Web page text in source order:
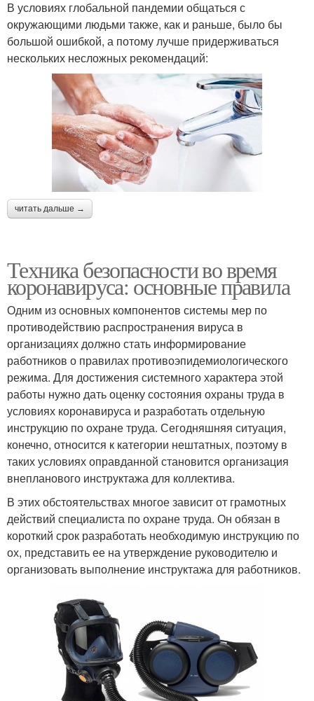
В условиях глобальной пандемии общаться с
окружающими людьми также, как и раньше, было бы
большой ошибкой, а потому лучше придерживаться
нескольких несложных рекомендаций:
читать дальше →
Техника безопасности во время
коронавируса: основные правила
Одним из основных компонентов системы мер по
противодействию распространения вируса в
организациях должно стать информирование
работников о правилах противоэпидемиологического
режима. Для достижения системного характера этой
работы нужно дать оценку состояния охраны труда в
условиях коронавируса и разработать отдельную
инструкцию по охране труда. Сегодняшняя ситуация,
конечно, относится к категории нештатных, поэтому в
таких условиях оправданной становится организация
внепланового инструктажа для коллектива.
В этих обстоятельствах многое зависит от грамотных
действий специалиста по охране труда. Он обязан в
короткий срок разработать необходимую инструкцию по
ох, представить ее на утверждение руководителю и
организовать выполнение инструктажа для работников.